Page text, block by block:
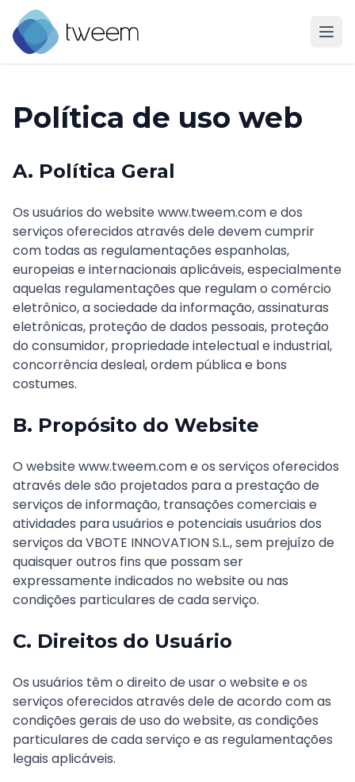
Ir para a página inicial do Tweem
Política de uso web
A. Política Geral
Os usuários do website www.tweem.com e dos
serviços oferecidos através dele devem cumprir
com todas as regulamentações espanholas,
europeias e internacionais aplicáveis, especialmente
aquelas regulamentações que regulam o comércio
eletrônico, a sociedade da informação, assinaturas
eletrônicas, proteção de dados pessoais, proteção
do consumidor, propriedade intelectual e industrial,
concorrência desleal, ordem pública e bons
costumes.
B. Propósito do Website
O website www.tweem.com e os serviços oferecidos
através dele são projetados para a prestação de
serviços de informação, transações comerciais e
atividades para usuários e potenciais usuários dos
serviços da VBOTE INNOVATION S.L., sem prejuízo de
quaisquer outros fins que possam ser
expressamente indicados no website ou nas
condições particulares de cada serviço.
C. Direitos do Usuário
Os usuários têm o direito de usar o website e os
serviços oferecidos através dele de acordo com as
condições gerais de uso do website, as condições
particulares de cada serviço e as regulamentações
legais aplicáveis.